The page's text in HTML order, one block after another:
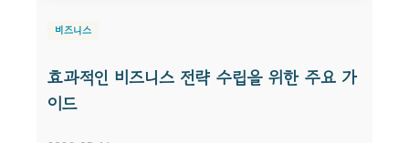
비즈니스
효과적인 비즈니스 전략 수립을 위한 주요 가
이드